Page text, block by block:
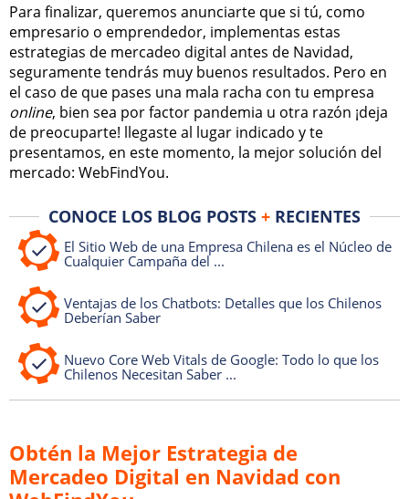
Para finalizar, queremos anunciarte que si tú, como
empresario o emprendedor, implementas estas
estrategias de mercadeo digital antes de Navidad,
seguramente tendrás muy buenos resultados. Pero en
el caso de que pases una mala racha con tu empresa
online, bien sea por factor pandemia u otra razón ¡deja
de preocuparte! llegaste al lugar indicado y te
presentamos, en este momento, la mejor solución del
mercado: WebFindYou.
CONOCE LOS BLOG POSTS +RECIENTES
El Sitio Web de una Empresa Chilena es el Núcleo de
Cualquier Campaña del ...
Ventajas de los Chatbots: Detalles que los Chilenos
Deberían Saber
Nuevo Core Web Vitals de Google: Todo lo que los
Chilenos Necesitan Saber ...
Obtén la Mejor Estrategia de
Mercadeo Digital en Navidad con